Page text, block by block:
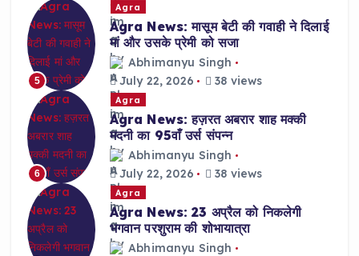
5
Agra
Agra News: मासूम बेटी की गवाही ने दिलाई
मां और उसके प्रेमी को सजा
Abhimanyu Singh
July 22, 2026
38 views
6
Agra
Agra News: हज़रत अबरार शाह मक्की
मदनी का 95वाँ उर्स संपन्न
Abhimanyu Singh
July 22, 2026
38 views
Agra
Agra News: 23 अप्रैल को निकलेगी
भगवान परशुराम की शोभायात्रा
Abhimanyu Singh